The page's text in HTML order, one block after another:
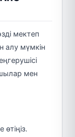
мектеп
алу мүмкін
мен
өтіңіз.